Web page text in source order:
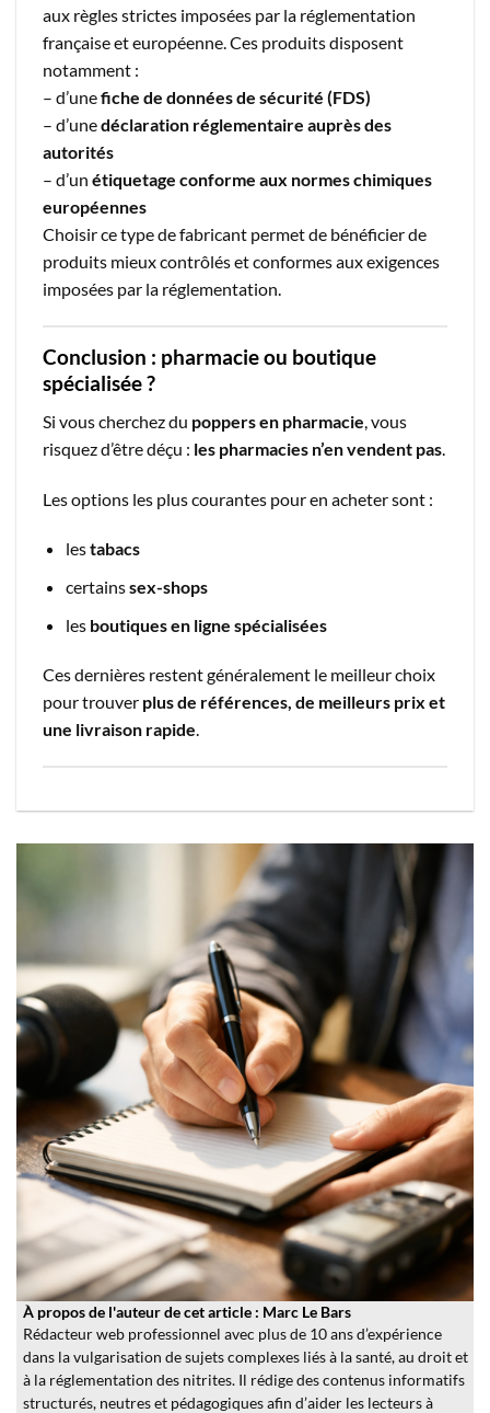
aux règles strictes imposées par la réglementation
française et européenne. Ces produits disposent
notamment :
– d’unefiche de données de sécurité (FDS)
– d’unedéclaration réglementaire auprès des
autorités
– d’un étiquetage conforme aux normes chimiques
européennes
Choisir ce type de fabricant permet de bénéficier de
produits mieux contrôlés et conformes aux exigences
imposées par la réglementation.
Conclusion : pharmacie ou boutique
spécialisée ?
Si vous cherchez du poppers en pharmacie , vous
risquez d’être déçu : les pharmacies n’en vendent pas
Les options les plus courantes pour en acheter sont :
lestabacs
certainssex-shops
les boutiques en ligne spécialisées
Ces dernières restent généralement le meilleur choix
pour trouver plus de références, de meilleurs prix et
une livraison rapide.
À propos de l'auteur de cet article : Marc Le Bars
Rédacteur web professionnel avec plus de 10 ans d’expérience
dans la vulgarisation de sujets complexes liés à la santé, au droit et
à la réglementation des nitrites. Il rédige des contenus informatifs
structurés, neutres et pédagogiques afin d’aider les lecteurs à